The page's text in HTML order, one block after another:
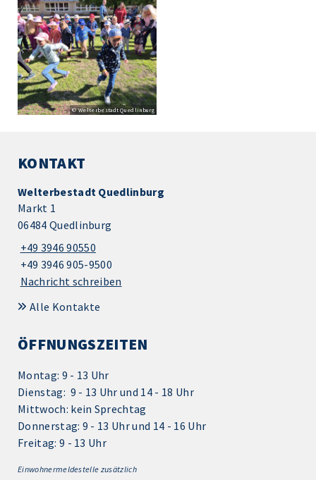
© Welterbestadt Quedlinburg
KONTAKT
Welterbestadt Quedlinburg
Markt 1
06484 Quedlinburg
+49 3946 90550
+49 3946 905-9500
Nachricht schreiben
Alle Kontakte
ÖFFNUNGSZEITEN
Montag: 9 - 13 Uhr
Dienstag: 9 - 13 Uhr und 14 - 18 Uhr
Mittwoch: kein Sprechtag
Donnerstag: 9 - 13 Uhr und 14 - 16 Uhr
Freitag: 9 - 13 Uhr
Einwohnermeldestelle zusätzlich